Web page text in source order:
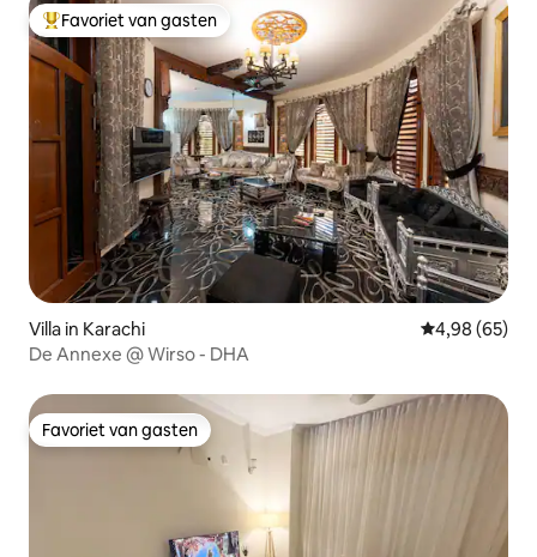
Topfavoriet van gasten
Favoriet van gasten
Villa in Karachi Gemiddelde
4,98 (65)
De Annexe @ Wirso - DHA
Favoriet van gasten
Favoriet van gasten